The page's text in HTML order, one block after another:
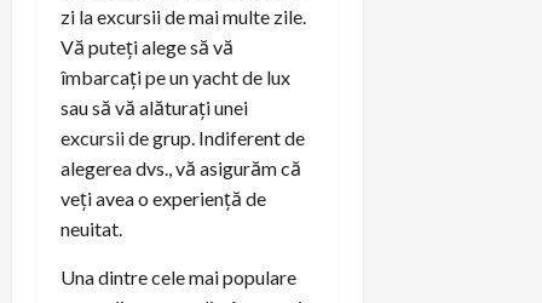
zi la excursii de mai multe zile.
Vă puteți alege să vă
îmbarcați pe un yacht de lux
sau să vă alăturați unei
excursii de grup. Indiferent de
alegerea dvs., vă asigurăm că
veți avea o experiență de
neuitat.
Una dintre cele mai populare